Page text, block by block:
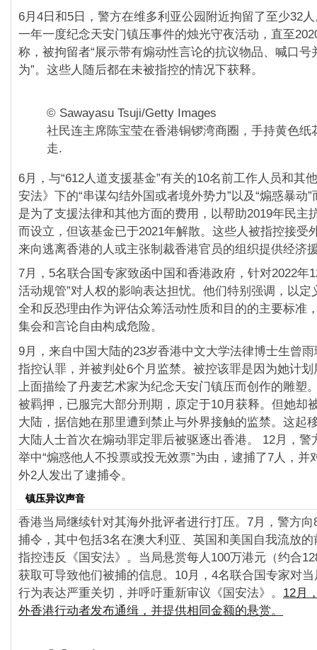
6月4日和5日，警方在维多利亚公园附近拘留了至少32
一年一度纪念天安门镇压事件的烛光守夜活动，直至
称，被拘留者“展示带有煽动性言论的抗议物品、喊口号
为”。这些人随后都在未被指控的情况下获释。
© Sawayasu Tsuji/Getty Images
社民连主席陈宝莹在香港铜锣湾商圈，手持黄色纸
走.
6月，与“612人道支援基金”有关的10名前工作人员和其
安法》下的“串谋勾结外国或者境外势力”以及“煽惑暴动
是为了支援法律和其他方面的费用，以帮助2019年民主
而设立，但该基金已于2021年解散。这些人被指控接受
来向逃离香港的人或主张制裁香港官员的组织提供经济
7月，5名联合国专家致函中国和香港政府，针对2022年
活动规管”对人权的影响表达担忧。他们特别强调，以定
全和反恐理由作为评估众筹活动性质和目的的主要标准
集会和言论自由构成危险。
9月，来自中国大陆的23岁香港中文大学法律博士生曾
指控认罪，并被判处6个月监禁。被控该罪是因为她计
上面描绘了丹麦艺术家为纪念天安门镇压而创作的雕塑
被羁押，已服完大部分刑期，原定于10月获释。但她却
大陆，据信她在那里遭到禁止与外界接触的监禁。这起
大陆人士首次在煽动罪定罪后被驱逐出香港。 12月，警
举中“煽惑他人不投票或投无效票”为由，逮捕了7人，并
外2人发出了逮捕令。
镇压异议声音
香港当局继续针对其海外批评者进行打压。7月，警方
捕令，其中包括3名在澳大利亚、英国和美国自我流放
指控违反《国安法》。当局悬赏每人100万港元（约合
获取可导致他们被捕的信息。10月，4名联合国专家对
行为表达严重关切，并呼吁重新审议《国安法》。 12月
外香港行动者发布通缉，并提供相同金额的悬赏。